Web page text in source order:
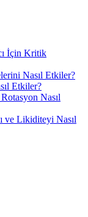
İçin Kritik
Nasıl Etkiler?
Etkiler?
Nasıl
ve Likiditeyi Nasıl